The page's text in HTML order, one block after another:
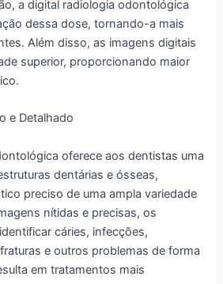
a digital radiologia odontológica
dessa dose, tornando-a mais
Além disso, as imagens digitais
superior, proporcionando maior
e Detalhado
oferece aos dentistas uma
dentárias e ósseas,
preciso de uma ampla variedade
nítidas e precisas, os
cáries, infecções,
e outros problemas de forma
em tratamentos mais